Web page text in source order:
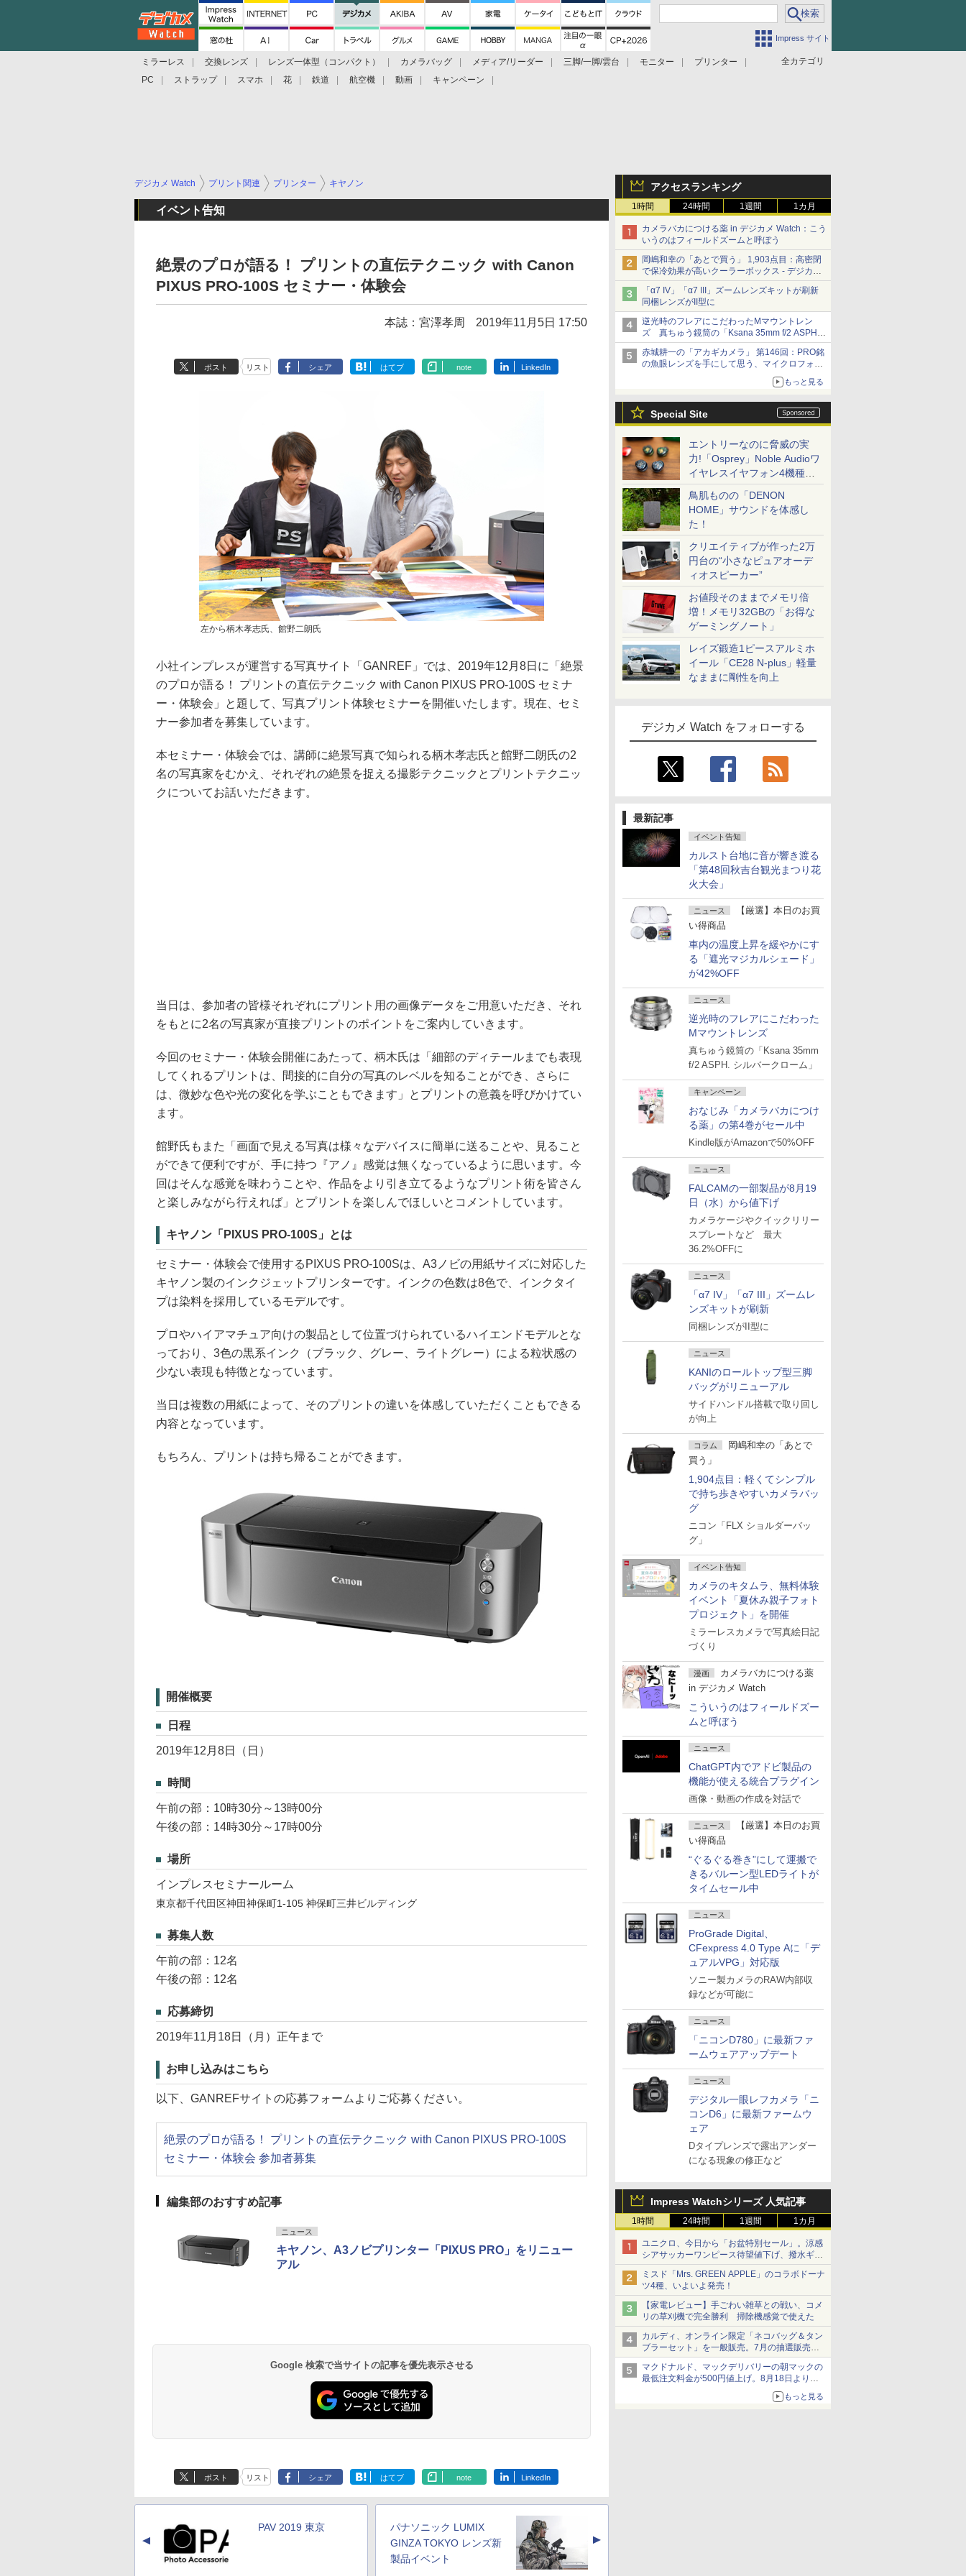
Impress サイト
全カテゴリ
ミラーレス 交換レンズ レンズ一体型（コンパクト） カメラバッグ メディア/リーダー 三脚/一脚/雲台 モニター
プリンター
PC
ストラップ スマホ 花 鉄道 航空機 動画 キャンペーン
アクセスランキング
1時間 24時間 1週間 1カ月
カメラバカにつける薬 in デジカメ Watch：こう
いうのはフィールドズームと呼ぼう
岡嶋和幸の「あとで買う」 1,903点目：高密閉
で保冷効果が高いクーラーボックス - デジカメ
Watch
「α7 IV」「α7 III」ズームレンズキットが刷新
同梱レンズがII型に
逆光時のフレアにこだわったMマウントレン
ズ 真ちゅう鏡筒の「Ksana 35mm f/2 ASPH.
シルバークローム」
赤城耕一の「アカギカメラ」 第146回：PRO銘
の魚眼レンズを手にして思う、マイクロフォー
もっと見る
Special Site
エントリーなのに脅威の実
力!「Osprey」Noble Audioワ
イヤレスイヤフォン4機種を
一気に聴く
鳥肌ものの「DENON
HOME」サウンドを体感し
た！
クリエイティブが作った2万
円台の“小さなピュアオーデ
ィオスピーカー”
お値段そのままでメモリ倍
増！メモリ32GBの「お得な
ゲーミングノート」
レイズ鍛造1ピースアルミホ
イール「CE28 N-plus」軽量
なままに剛性を向上
デジカメ Watch をフォローする
最新記事
イベント告知
カルスト台地に音が響き渡る
「第48回秋吉台観光まつり花
火大会」
ニュース
【厳選】本日のお買
い得商品
車内の温度上昇を緩やかにす
る「遮光マジカルシェード」
が42%OFF
ニュース
逆光時のフレアにこだわった
Mマウントレンズ
真ちゅう鏡筒の「Ksana 35mm
f/2 ASPH. シルバークローム」
キャンペーン
おなじみ「カメラバカにつけ
る薬」の第4巻がセール中
Kindle版がAmazonで50%OFF
ニュース
FALCAMの一部製品が8月19
日（水）から値下げ
カメラケージやクイックリリー
スプレートなど 最大
36.2%OFFに
ニュース
「α7 IV」「α7 III」ズームレ
ンズキットが刷新
同梱レンズがII型に
ニュース
KANIのロールトップ型三脚
バッグがリニューアル
サイドハンドル搭載で取り回し
が向上
コラム
岡嶋和幸の「あとで
買う」
1,904点目：軽くてシンプル
で持ち歩きやすいカメラバッ
グ
ニコン「FLX ショルダーバッ
グ」
イベント告知
カメラのキタムラ、無料体験
イベント「夏休み親子フォト
プロジェクト」を開催
ミラーレスカメラで写真絵日記
づくり
漫画
カメラバカにつける薬
in デジカメ Watch
こういうのはフィールドズー
ムと呼ぼう
ニュース
ChatGPT内でアドビ製品の
機能が使える統合プラグイン
画像・動画の作成を対話で
ニュース
【厳選】本日のお買
い得商品
“ぐるぐる巻き”にして運搬で
きるバルーン型LEDライトが
タイムセール中
ニュース
ProGrade Digital、
CFexpress 4.0 Type Aに「デ
ュアルVPG」対応版
ソニー製カメラのRAW内部収
録などが可能に
ニュース
「ニコンD780」に最新ファ
ームウェアアップデート
ニュース
デジタル一眼レフカメラ「ニ
コンD6」に最新ファームウ
ェア
Dタイプレンズで露出アンダー
になる現象の修正など
Impress Watchシリーズ 人気記事
1時間 24時間 1週間 1カ月
ユニクロ、今日から「お盆特別セール」。涼感
シアサッカーワンピース待望値下げ、撥水ギア
ショーツは1990円に
ミスド「Mrs. GREEN APPLE」のコラボドーナ
ツ4種、いよいよ発売！
【家電レビュー】手ごわい雑草との戦い、コメ
リの草刈機で完全勝利 掃除機感覚で使えた
カルディ、オンライン限定「ネコバッグ＆タン
ブラーセット」を一般販売。7月の抽選販売の
当選無効分
マクドナルド、マックデリバリーの朝マックの
最低注文料金が500円値上げ。8月18日より
もっと見る
デジカメ Watch プリント関連 プリンター キヤノン
イベント告知
絶景のプロが語る！ プリントの直伝テクニック with Canon
PIXUS PRO-100S セミナー・体験会
本誌：宮澤孝周 2019年11月5日 17:50
ポスト リスト シェア はてブ note LinkedIn
左から柄木孝志氏、館野二朗氏
小社インプレスが運営する写真サイト「GANREF」では、2019年12月8日に「絶景
のプロが語る！ プリントの直伝テクニック with Canon PIXUS PRO-100S セミナ
ー・体験会」と題して、写真プリント体験セミナーを開催いたします。現在、セミ
ナー参加者を募集しています。
本セミナー・体験会では、講師に絶景写真で知られる柄木孝志氏と館野二朗氏の2
名の写真家をむかえ、それぞれの絶景を捉える撮影テクニックとプリントテクニッ
クについてお話いただきます。
当日は、参加者の皆様それぞれにプリント用の画像データをご用意いただき、それ
をもとに2名の写真家が直接プリントのポイントをご案内していきます。
今回のセミナー・体験会開催にあたって、柄木氏は「細部のディテールまでも表現
してくれるプリントは、間接的に自分の写真のレベルを知ることができ、さらに
は、微妙な色や光の変化を学ぶこともできます」とプリントの意義を呼びかけてい
ます。
館野氏もまた「画面で見える写真は様々なデバイスに簡単に送ることや、見ること
ができて便利ですが、手に持つ『アノ』感覚は無くなっているように思います。今
回はそんな感覚を味わうことや、作品をより引き立てるようなプリント術を皆さん
と楽しみながら行えれば」とプリントを楽しんでほしいとコメントしています。
キヤノン「PIXUS PRO-100S」とは
セミナー・体験会で使用するPIXUS PRO-100Sは、A3ノビの用紙サイズに対応した
キヤノン製のインクジェットプリンターです。インクの色数は8色で、インクタイ
プは染料を採用しているモデルです。
プロやハイアマチュア向けの製品として位置づけられているハイエンドモデルとな
っており、3色の黒系インク（ブラック、グレー、ライトグレー）による粒状感の
少ない表現も特徴となっています。
当日は複数の用紙によって、そのプリントの違いを体感していただくこともできる
内容となっています。
もちろん、プリントは持ち帰ることができます。
開催概要
日程
2019年12月8日（日）
時間
午前の部：10時30分～13時00分
午後の部：14時30分～17時00分
場所
インプレスセミナールーム
東京都千代田区神田神保町1-105 神保町三井ビルディング
募集人数
午前の部：12名
午後の部：12名
応募締切
2019年11月18日（月）正午まで
お申し込みはこちら
以下、GANREFサイトの応募フォームよりご応募ください。
絶景のプロが語る！ プリントの直伝テクニック with Canon PIXUS PRO-100S
セミナー・体験会 参加者募集
編集部のおすすめ記事
ニュース
キヤノン、A3ノビプリンター「PIXUS PRO」をリニュー
アル
Google 検索で当サイトの記事を優先表示させる
ポスト リスト シェア はてブ note LinkedIn
▲
PAV 2019 東京
パナソニック LUMIX
GINZA TOKYO レンズ新
製品イベント
▲